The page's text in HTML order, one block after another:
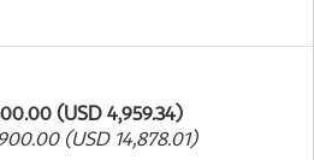
(USD 4,959.34)
(USD 14,878.01)